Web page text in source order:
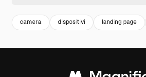
camera dispositivi landing page